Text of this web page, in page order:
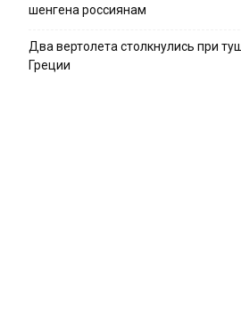
шенгена россиянам
Два вертолета столкнулись при
Греции